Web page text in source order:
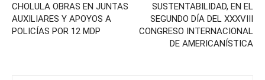
CHOLULA OBRAS EN JUNTAS
AUXILIARES Y APOYOS A
POLICÍAS POR 12 MDP
SUSTENTABILIDAD, EN EL
SEGUNDO DÍA DEL XXXVIII
CONGRESO INTERNACIONAL
DE AMERICANÍSTICA